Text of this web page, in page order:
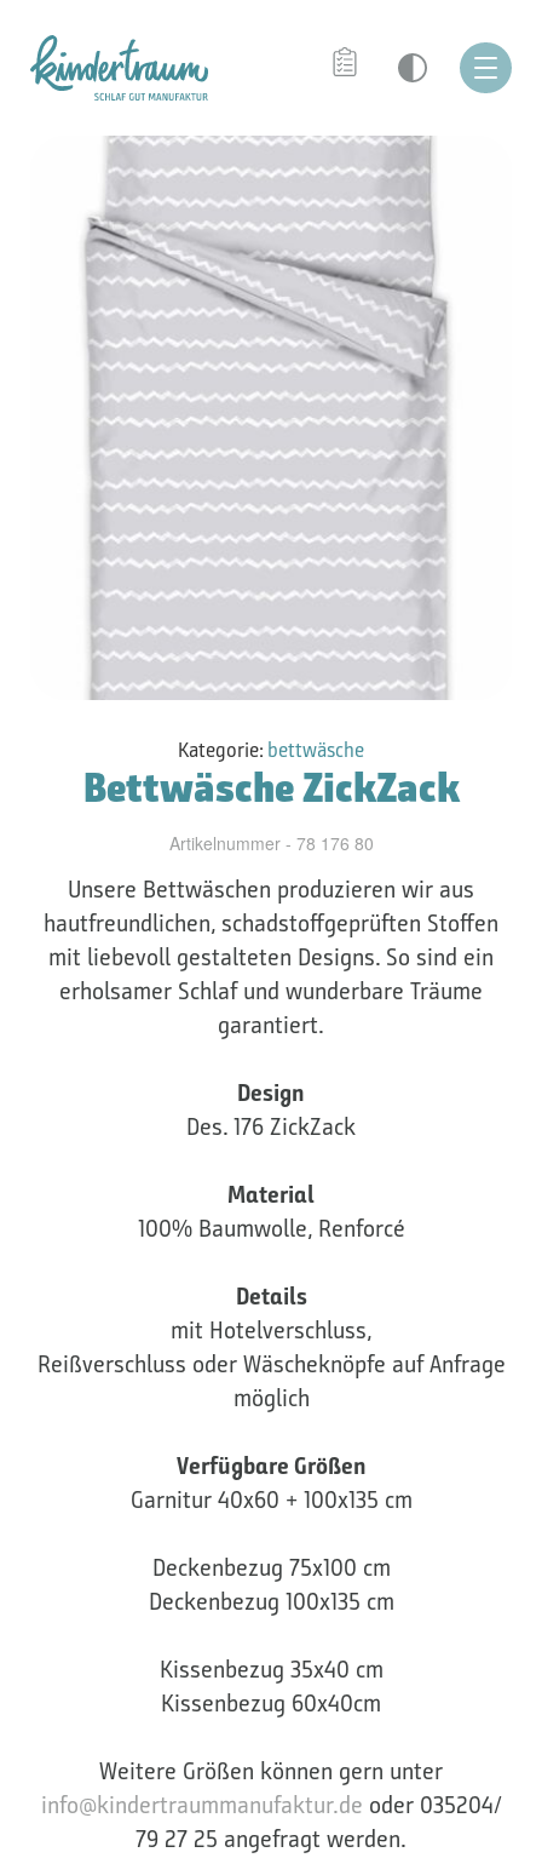
Kategorie: bettwäsche
Bettwäsche ZickZack
Artikelnummer - 78 176 80
Unsere Bettwäschen produzieren wir aus
hautfreundlichen, schadstoffgeprüften Stoffen
mit liebevoll gestalteten Designs. So sind ein
erholsamer Schlaf und wunderbare Träume
garantiert.
Design
Des. 176 ZickZack
Material
100% Baumwolle, Renforcé
Details
mit Hotelverschluss,
Reißverschluss oder Wäscheknöpfe auf Anfrage
möglich
Verfügbare Größen
Garnitur 40x60 + 100x135 cm
Deckenbezug 75x100 cm
Deckenbezug 100x135 cm
Kissenbezug 35x40 cm
Kissenbezug 60x40cm
Weitere Größen können gern unter
info@kindertraummanufaktur.de oder 035204/
79 27 25 angefragt werden.